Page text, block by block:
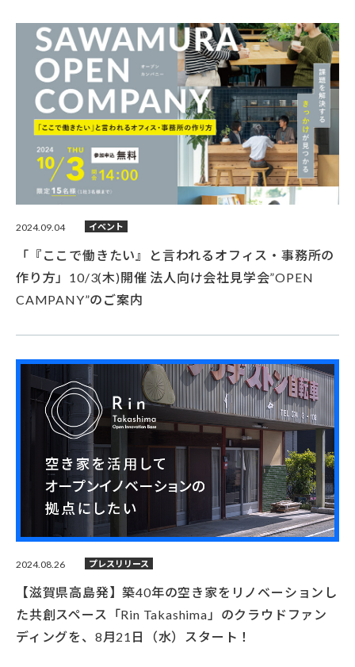
2024.09.04 イベント
「『ここで働きたい』と言われるオフィス・事務所の
作り方」10/3(木)開催 法人向け会社見学会”OPEN
CAMPANY”のご案内
2024.08.26 プレスリリース
【滋賀県高島発】築40年の空き家をリノベーションし
た共創スペース「Rin Takashima」のクラウドファン
ディングを、8月21日（水）スタート！